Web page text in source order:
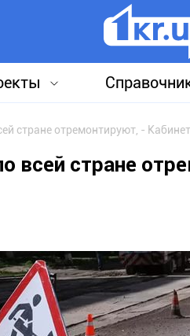
стране отремонтируют, -
всей стране